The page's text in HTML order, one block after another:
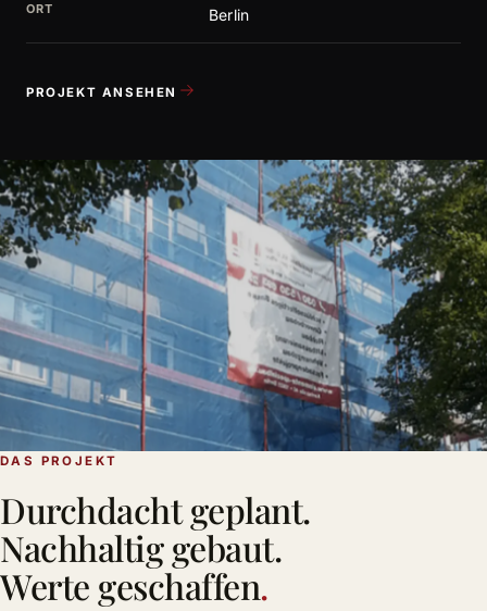
ORT Berlin
PROJEKT ANSEHEN
DAS PROJEKT
Durchdacht geplant.
Nachhaltig gebaut.
Werte geschaffen.